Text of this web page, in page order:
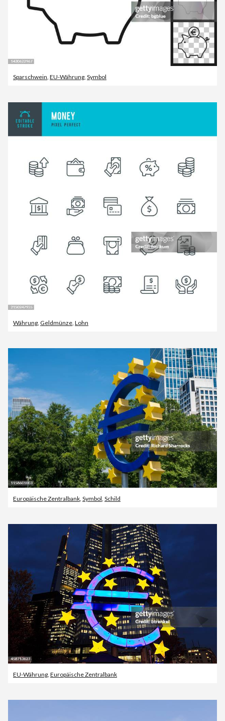
Sparschwein, EU-Währung, Symbol
Währung, Geldmünze, Lohn
Europäische Zentralbank, Symbol, Schild
EU-Währung, Europäische Zentralbank